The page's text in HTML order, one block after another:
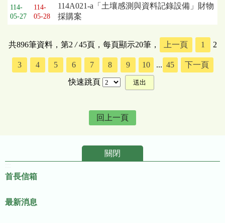
114-
05-27
114-
05-28
114A021-a「土壤感測與資料記錄設備」財物
採購案
共896筆資料，第2 /45頁，每頁顯示20筆， 上一頁 1 2
3 4 5 6 7 8 9 10 ... 45
下一頁
快速跳頁
回上一頁
關閉
首長信箱
最新消息